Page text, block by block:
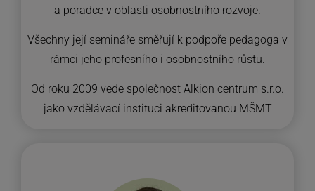
a poradce v oblasti osobnostního rozvoje.
Všechny její semináře směřují k podpoře pedagoga v
rámci jeho profesního i osobnostního růstu.
Od roku 2009 vede společnost Alkion centrum s.r.o.
jako vzdělávací instituci akreditovanou MŠMT